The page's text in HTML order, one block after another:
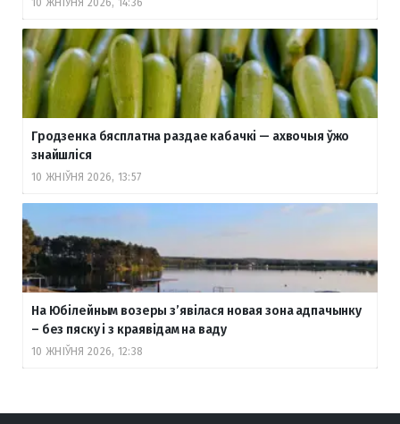
Гродзенка бясплатна раздае кабачкі — ахвочыя ўжо
знайшліся
10 ЖНІЎНЯ 2026, 13:57
На Юбілейным возеры з’явілася новая зона адпачынку
– без пяску і з краявідам на ваду
10 ЖНІЎНЯ 2026, 12:38